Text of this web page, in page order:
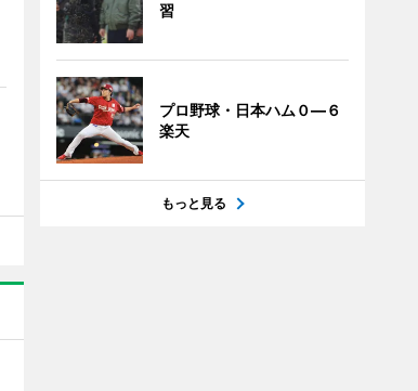
習
プロ野球・日本ハム０―６
楽天
もっと見る